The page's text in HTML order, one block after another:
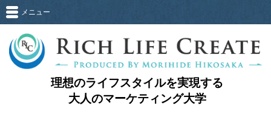
理想のライフスタイルを実現する
大人のマーケティング大学
メニュー